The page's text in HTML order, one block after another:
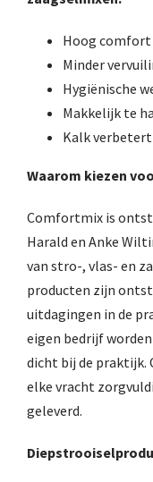
Hoog comfort
Minder
Hygiënische
Makkelijk te
Kalk
Waarom kiezen
Comfortmix is
Harald en Anke
van stro-, vlas- en
producten zijn
uitdagingen in de
eigen bedrijf
dicht bij de praktijk.
elke vracht
geleverd.